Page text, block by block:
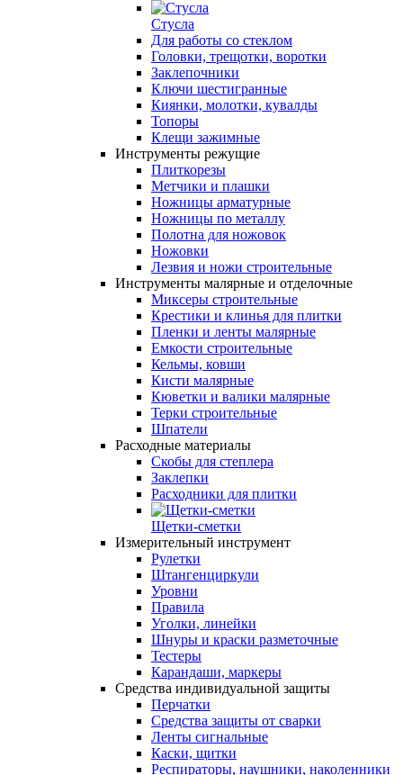
Стусла
Для работы со стеклом
Головки, трещотки, воротки
Заклепочники
Ключи шестигранные
Киянки, молотки, кувалды
Топоры
Клещи зажимные
Инструменты режущие
Плиткорезы
Метчики и плашки
Ножницы арматурные
Ножницы по металлу
Полотна для ножовок
Ножовки
Лезвия и ножи строительные
Инструменты малярные и отделочные
Миксеры строительные
Крестики и клинья для плитки
Пленки и ленты малярные
Емкости строительные
Кельмы, ковши
Кисти малярные
Кюветки и валики малярные
Терки строительные
Шпатели
Расходные материалы
Скобы для степлера
Заклепки
Расходники для плитки
Щетки-сметки
Измерительный инструмент
Рулетки
Штангенциркули
Уровни
Правила
Уголки, линейки
Шнуры и краски разметочные
Тестеры
Карандаши, маркеры
Средства индивидуальной защиты
Перчатки
Средства защиты от сварки
Ленты сигнальные
Каски, щитки
Респираторы, наушники, наколенники